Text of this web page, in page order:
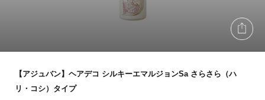
【アジュバン】ヘアデコ シルキーエマルジョンSa さらさら（ハ
リ・コシ）タイプ